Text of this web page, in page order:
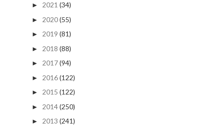
► 2021 (34)
► 2020(55)
► 2019 (81)
► 2018 (88)
► 2017(94)
► 2016(122)
► 2015 (122)
► 2014(250)
► 2013 (241)